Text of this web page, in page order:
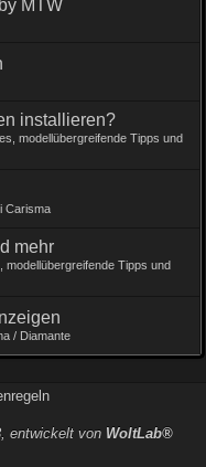
MTW
installieren?
modellübergreifende Tipps und
Carisma
mehr
modellübergreifende Tipps und
/ Diamante
, entwickelt von WoltLab®